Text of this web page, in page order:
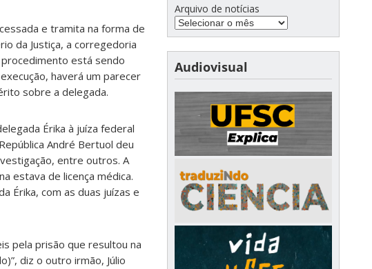
e tramita na forma de
da Justiça, a corregedoria
está sendo
haverá um parecer
sobre a delegada.
Érika à juíza federal
André Bertuol deu
entre outros. A
estava de licença médica.
Érika, com as duas juízas e
pela prisão que resultou na
diz o outro irmão, Júlio
Arquivo de notícias
Audiovisual